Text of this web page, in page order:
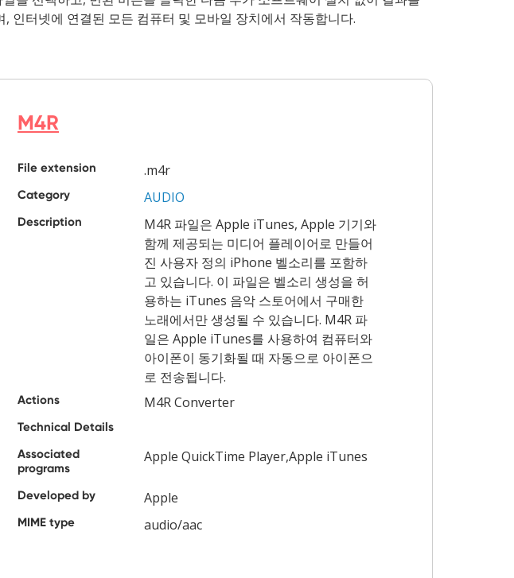
인터넷에 연결된 모든 컴퓨터 및 모바일 장치에서 작동합니다.
M4R
File extension .m4r
Category AUDIO
Description
M4R 파일은 Apple iTunes, Apple 기기와
함께 제공되는 미디어 플레이어로 만들어
진 사용자 정의 iPhone 벨소리를 포함하
고 있습니다. 이 파일은 벨소리 생성을 허
용하는 iTunes 음악 스토어에서 구매한
노래에서만 생성될 수 있습니다. M4R 파
일은 Apple iTunes를 사용하여 컴퓨터와
아이폰이 동기화될 때 자동으로 아이폰으
로 전송됩니다.
Actions M4R Converter
Technical Details
Associated
programs
Apple QuickTime Player,Apple iTunes
Developed by Apple
MIME type audio/aac